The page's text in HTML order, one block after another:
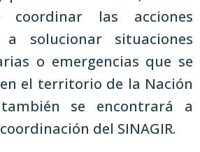
las acciones
a solucionar situaciones
o emergencias que se
el territorio de la Nación
se encontrará a
del SINAGIR.